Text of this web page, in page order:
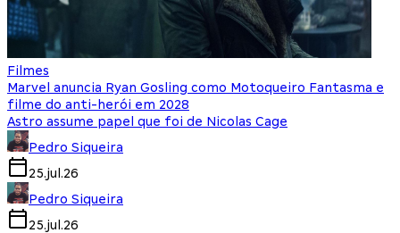
Filmes
Marvel anuncia Ryan Gosling como Motoqueiro Fantasma e
filme do anti-herói em 2028
Astro assume papel que foi de Nicolas Cage
Pedro Siqueira
25.jul.26
Pedro Siqueira
25.jul.26